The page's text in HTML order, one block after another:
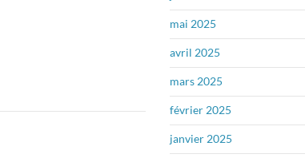
mai 2025
avril 2025
mars 2025
février 2025
janvier 2025